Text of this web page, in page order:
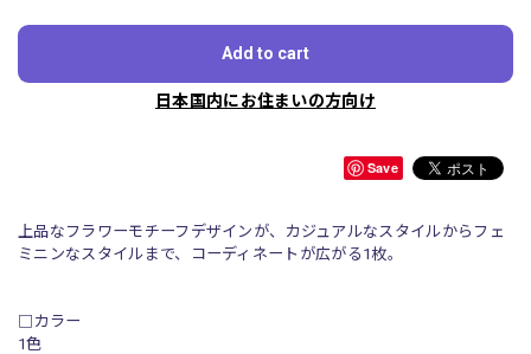
Add to cart
日本国内にお住まいの方向け
Save
上品なフラワーモチーフデザインが、カジュアルなスタイルからフェ
ミニンなスタイルまで、コーディネートが広がる1枚。
□カラー
1色